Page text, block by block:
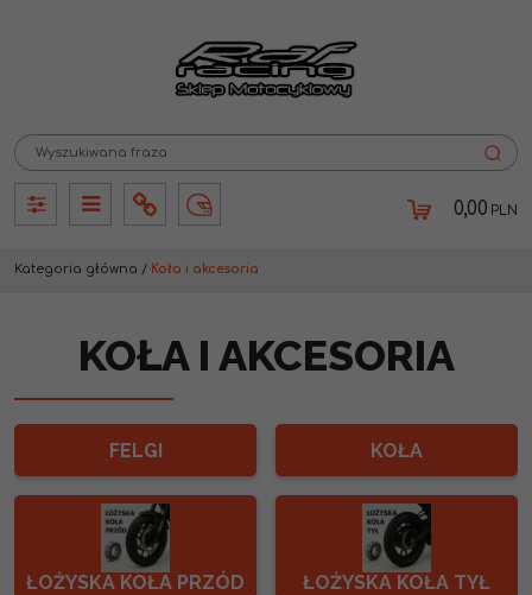
PanelPanelInfo Lang 0,00 PLN
Kategoria główna / Koła i akcesoria
KOŁA I AKCESORIA
FELGI KOŁA
ŁOŻYSKA KOŁA PRZÓD ŁOŻYSKA KOŁA TYŁ